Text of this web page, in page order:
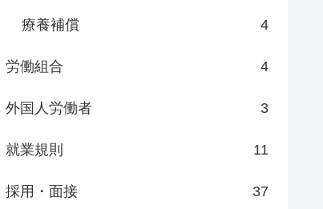
療養補償 4
労働組合 4
外国人労働者 3
就業規則 11
採用・面接 37